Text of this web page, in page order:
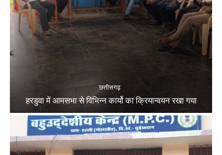
छत्तीसगढ़
हरडुवा में आमसभा से विभिन्न कार्यो का क्रियान्वयन रखा गया